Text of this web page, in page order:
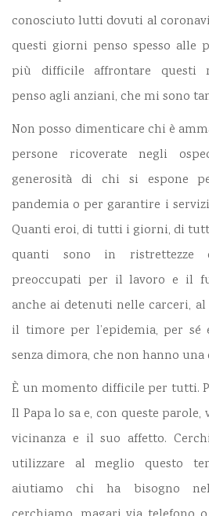
conosciuto lutti dovuti al
questi giorni penso spesso alle
più difficile affrontare questi
penso agli anziani, che mi sono
Non posso dimenticare chi è
persone ricoverate negli
generosità di chi si espone
pandemia o per garantire i
Quanti eroi, di tutti i giorni, di
quanti sono in ristrettezze
preoccupati per il lavoro e il
anche ai detenuti nelle carceri,
il timore per l’epidemia, per
senza dimora, che non hanno una
È un momento difficile per tutti.
Il Papa lo sa e, con queste
vicinanza e il suo affetto.
utilizzare al meglio questo
aiutiamo chi ha bisogno